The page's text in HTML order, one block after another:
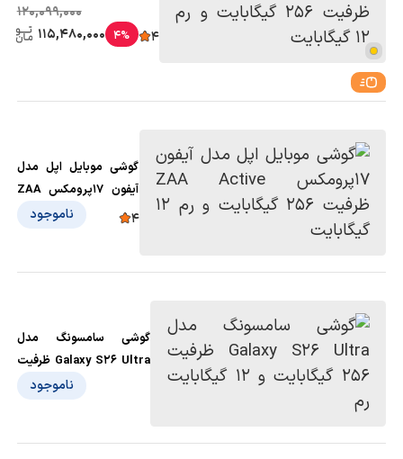
256 گیگابایت و رم 12
گیگابایت
4
120,099,000
4%
115,480,000
گوشی موبایل اپل مدل
آیفون 17پرومکس ZAA
Active ظرفیت 256
4 ناموجود
گوشی سامسونگ مدل
Galaxy S26 Ultra ظرفیت
ناموجود